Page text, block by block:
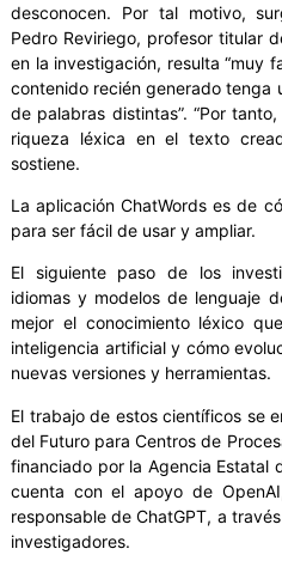
desconocen. Por tal motivo,
Pedro Reviriego, profesor titular
en la investigación, resulta “muy
contenido recién generado tenga
de palabras distintas”. “Por
riqueza léxica en el texto
sostiene.
La aplicación ChatWords es de
para ser fácil de usar y ampliar.
El siguiente paso de los
idiomas y modelos de lenguaje
mejor el conocimiento léxico
inteligencia artificial y cómo
nuevas versiones y herramientas.
El trabajo de estos científicos se
del Futuro para Centros de
financiado por la Agencia Estatal
cuenta con el apoyo de
responsable de ChatGPT, a
investigadores.